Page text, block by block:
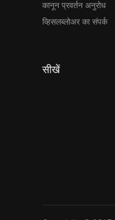
कानून प्रवर्तन अनुरोध
व्हिसलब्लोअर का संपर्क
सीखें